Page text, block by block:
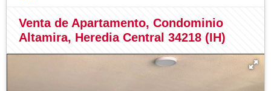
Venta de Apartamento, Condominio
Altamira, Heredia Central 34218 (IH)